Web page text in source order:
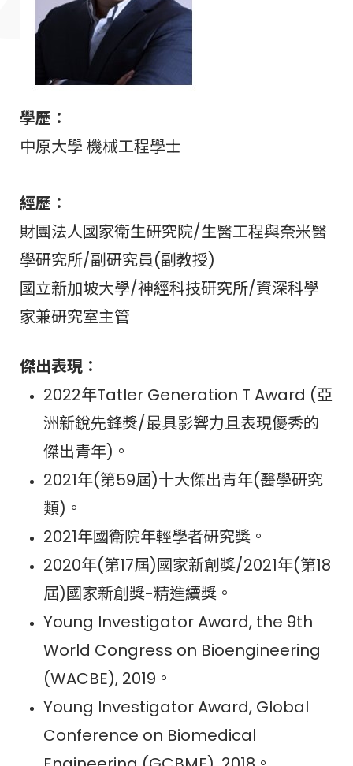
學歷：
中原大學 機械工程學士
經歷：
財團法人國家衛生研究院/生醫工程與奈米醫
學研究所/副研究員(副教授)
國立新加坡大學/神經科技研究所/資深科學
家兼研究室主管
傑出表現：
2022年Tatler Generation T Award (亞
洲新銳先鋒獎/最具影響力且表現優秀的
傑出青年)。
2021年(第59屆)十大傑出青年(醫學研究
類)。
2021年國衛院年輕學者研究獎。
2020年(第17屆)國家新創獎/2021年(第18
屆)國家新創獎-精進續獎。
Young Investigator Award, the 9th
World Congress on Bioengineering
(WACBE), 2019。
Young Investigator Award, Global
Conference on Biomedical